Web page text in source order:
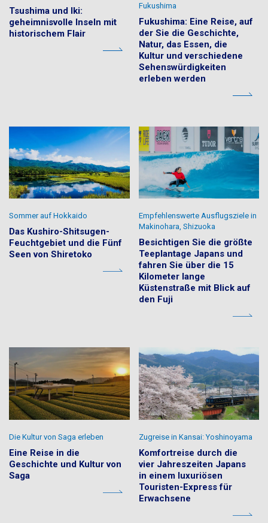
Tsushima und Iki:
geheimnisvolle Inseln mit
historischem Flair
Fukushima: Eine Reise, auf
der Sie die Geschichte,
Natur, das Essen, die
Kultur und verschiedene
Sehenswürdigkeiten
erleben werden
Fukushima
Das Kushiro-Shitsugen-
Feuchtgebiet und die Fünf
Seen von Shiretoko
Sommer auf Hokkaido
Besichtigen Sie die größte
Teeplantage Japans und
fahren Sie über die 15
Kilometer lange
Küstenstraße mit Blick auf
den Fuji
Empfehlenswerte Ausflugsziele in
Makinohara, Shizuoka
Eine Reise in die
Geschichte und Kultur von
Saga
Die Kultur von Saga erleben
Komfortreise durch die
vier Jahreszeiten Japans
in einem luxuriösen
Touristen-Express für
Erwachsene
Zugreise in Kansai: Yoshinoyama